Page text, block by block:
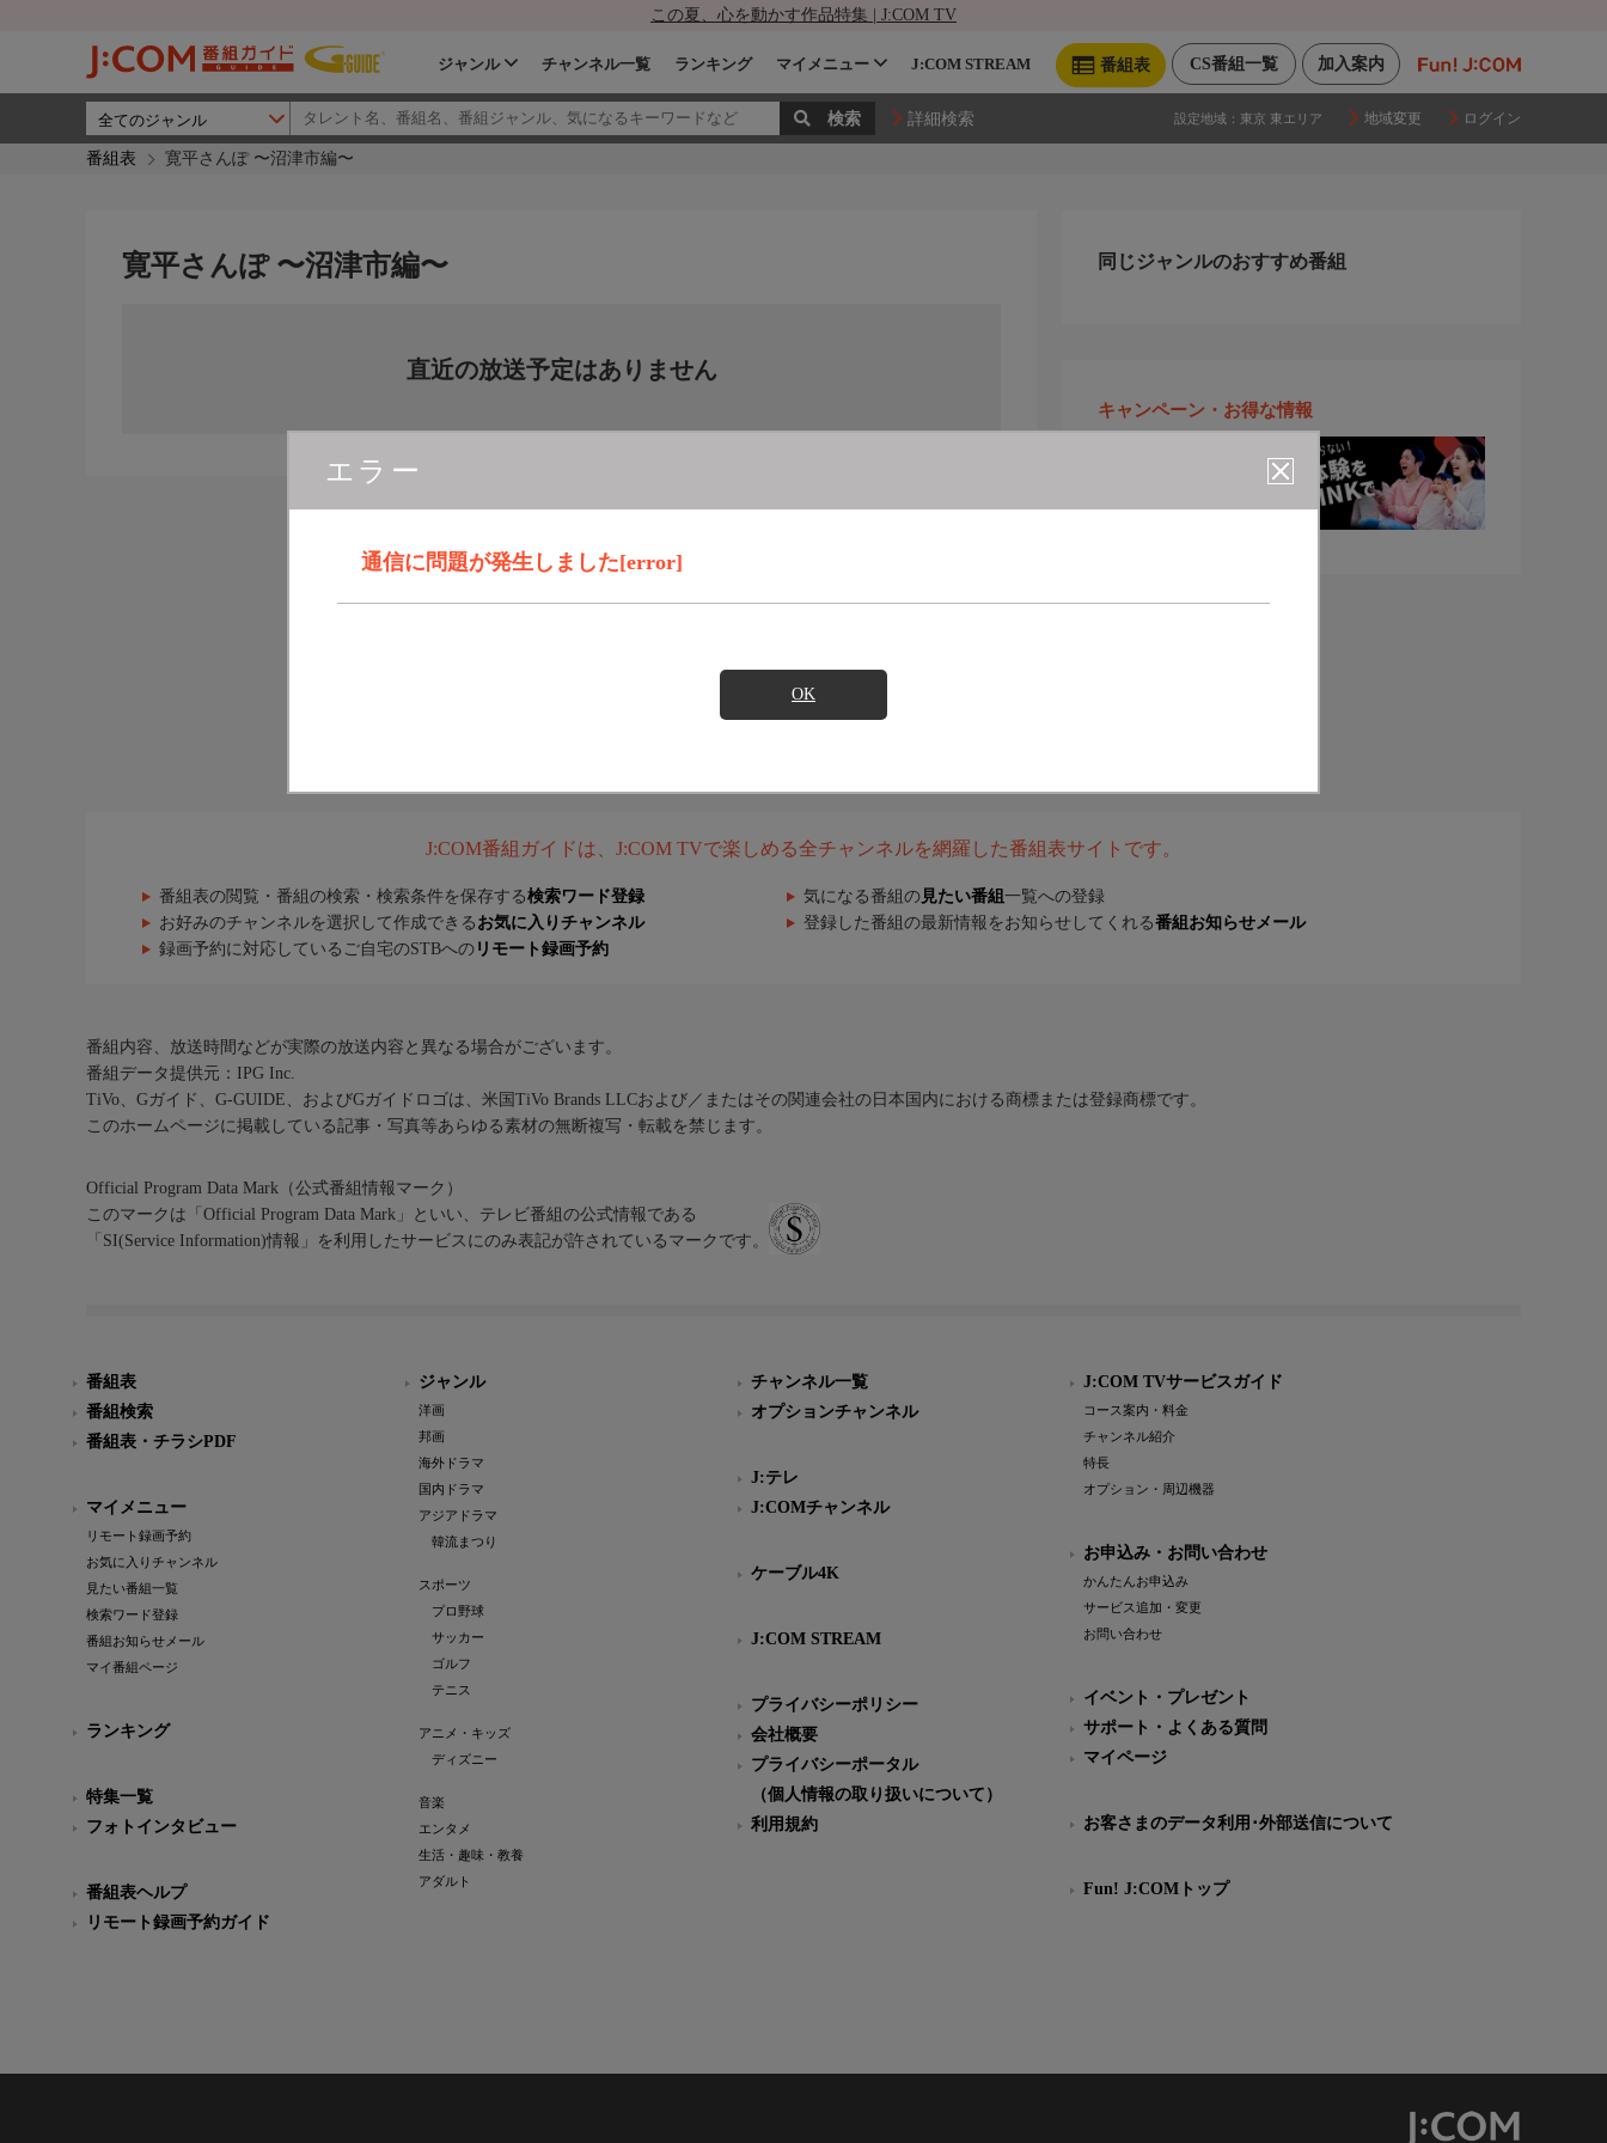
この夏、心を動かす作品特集 | J:COM TV
加入案内
CS番組一覧
番組表
ジャンル チャンネル一覧 ランキング マイメニュー J:COM STREAM
詳細検索 設定地域： 東京 東エリア 地域変更 ログイン
番組表 寛平さんぽ 〜沼津市編〜
エラー
通信に問題が発生しました[error]
OK
寛平さんぽ 〜沼津市編〜
直近の放送予定はありません
同じジャンルのおすすめ番組
キャンペーン・お得な情報
J:COM番組ガイドは、J:COM TVで楽しめる全チャンネルを網羅した番組表サイトです。
番組表の閲覧・番組の検索・検索条件を保存する検索ワード登録 気になる番組の 見たい番組 一覧への登録
お好みのチャンネルを選択して作成できる お気に入りチャンネル 登録した番組の最新情報をお知らせしてくれる番組お知らせメール
録画予約に対応しているご自宅のSTBへの リモート録画予約
番組内容、放送時間などが実際の放送内容と異なる場合がございます。
番組データ提供元：IPG Inc.
TiVo、Gガイド、G-GUIDE、およびGガイドロゴは、米国TiVo Brands LLCおよび／またはその関連会社の日本国内における商標または登録商標です。
このホームページに掲載している記事・写真等あらゆる素材の無断複写・転載を禁じます。
Official Program Data Mark（公式番組情報マーク）
このマークは「Official Program Data Mark」といい、テレビ番組の公式情報である
「SI(Service Information)情報」を利用したサービスにのみ表記が許されているマークです。
番組表
番組検索
番組表・チラシPDF
マイメニュー
リモート録画予約
お気に入りチャンネル
見たい番組一覧
検索ワード登録
番組お知らせメール
マイ番組ページ
ランキング
特集一覧
フォトインタビュー
番組表ヘルプ
リモート録画予約ガイド
ジャンル
洋画
邦画
海外ドラマ
国内ドラマ
アジアドラマ
韓流まつり
スポーツ
プロ野球
サッカー
ゴルフ
テニス
アニメ・キッズ
ディズニー
音楽
エンタメ
生活・趣味・教養
アダルト
チャンネル一覧
オプションチャンネル
J:テレ
J:COMチャンネル
ケーブル4K
J:COM STREAM
プライバシーポリシー
会社概要
プライバシーポータル
（個人情報の取り扱いについて）
利用規約
J:COM TVサービスガイド
コース案内・料金
チャンネル紹介
特長
オプション・周辺機器
お申込み・お問い合わせ
かんたんお申込み
サービス追加・変更
お問い合わせ
イベント・プレゼント
サポート・よくある質問
マイページ
お客さまのデータ利用･外部送信について
Fun! J:COMトップ